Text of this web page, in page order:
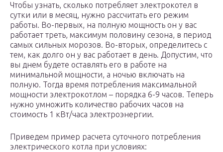
Чтобы узнать, сколько потребляет электрокотел в
сутки или в месяц, нужно рассчитать его режим
работы. Во-первых, на полную мощность он у вас
работает треть, максимум половину сезона, в период
самых сильных морозов. Во-вторых, определитесь с
тем, как долго он у вас работает в день. Допустим, что
вы днем будете оставлять его в работе на
минимальной мощности, а ночью включать на
полную. Тогда время потребления максимальной
мощности электрокотлом – порядка 6-9 часов. Теперь
нужно умножить количество рабочих часов на
стоимость 1 кВт/часа электроэнергии.
Приведем пример расчета суточного потребления
электрического котла при условиях: